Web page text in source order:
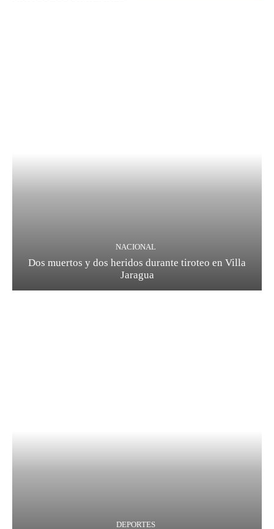
NACIONAL
Dos muertos y dos heridos durante tiroteo en Villa
Jaragua
DEPORTES